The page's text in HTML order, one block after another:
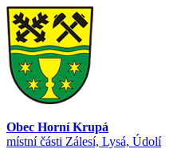
Obec Horní Krupá
místní části Zálesí, Lysá, Údolí